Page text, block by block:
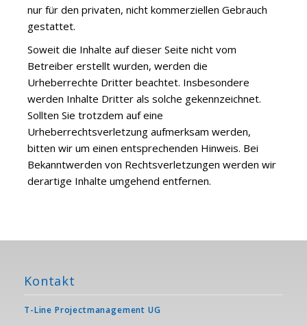
nur für den privaten, nicht kommerziellen Gebrauch
gestattet.
Soweit die Inhalte auf dieser Seite nicht vom
Betreiber erstellt wurden, werden die
Urheberrechte Dritter beachtet. Insbesondere
werden Inhalte Dritter als solche gekennzeichnet.
Sollten Sie trotzdem auf eine
Urheberrechtsverletzung aufmerksam werden,
bitten wir um einen entsprechenden Hinweis. Bei
Bekanntwerden von Rechtsverletzungen werden wir
derartige Inhalte umgehend entfernen.
Kontakt
T-Line Projectmanagement UG